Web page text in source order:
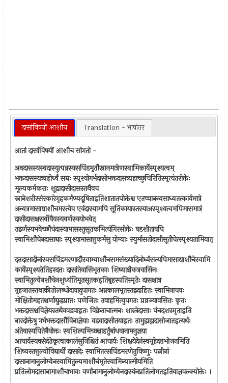
दासांविषयीं आशौच Translation - भाषांतर
आतां दासांविषयीं आशौच सांगतो -
अथदासस्यस्वदास्युत्पन्नस्यसपिंडमृतौस्नानमात्रेणस्वामिकार्येस्पृश्यत्वम् ‍
भक्तदासस्यत्र्यहोर्ध्वं सद्यः स्पृश्योगर्भदासोभक्तदासत्र्यहाच्छुचिरितिस्मृत्यंतरोक्तेः
मूल्यकर्मकराः शूद्रादासीदासस्तथैवच
स्नानेशरीरसंस्कारेगृहकर्मण्यदूषिताइतिशातातपोक्तेश्च एतच्चानन्यसाध्यतत्कार्यमात्रे
अन्यत्रमासाद्याशौचमस्त्येव एवंदास्यामपि सूतिकायास्तस्याअस्पृश्यत्वमपिमासमात्रं
दासीदासश्चसर्वोवैयस्यवर्णस्ययोभवेत् ‍
तद्वर्णस्यभवेच्छौचंदास्यामासस्तुसूतकमित्यंगिरसोक्तेः षडशीतावपि
स्वामिशौचेनदासाद्याः स्पृश्यामासात्तुकर्मसु योग्याः स्युर्मासतोदासीसूतीचेत्स्पृश्यतामियात्
दत्तदासादीनांस्वसपिंडमरणादौस्वाम्याशौचसमसंख्यादिनोर्ध्वंसत्यपिमासाद्याशौचेस्वामि
कार्येस्पृश्यतेतिहरदत्तः दासांतेवासिभृतकाः शिष्याश्चैकत्रवासिनः
स्वामितुल्येनशौचेनशुध्यंतिमृतसूतकइतिबृहस्पतिस्मृतेः दासश्चात्र
गृहजातस्तथाक्रीतोलब्धोदायादुपागतः अन्नकालभृतस्तद्वदाहितः स्वामिनाचयः
मोक्षितोमहतश्चर्णाद्युद्धप्राप्तः पणेजितः तवाहमित्युपगतः प्रव्रज्यावसितः कृतः
भक्तदासश्चविज्ञेयस्तथैववडवाह्रतः विक्रेताचात्मनः शास्त्रेदासाः पंचदशस्मृताइति
नारदोक्तेषु गर्भभक्तदासौविनाज्ञेयाः वडवादासीतयाह्रतः तामुद्वाह्यदासोजातइत्यर्थः
अंतेवास्यपितेनैवोक्तः स्वशिल्पमिच्छन्नाहर्तुंबांधवानामनुज्ञया
आचार्यस्यवसेदंतेकृत्वाकालंसुनिश्चितं आचार्यः शिक्षयेदेनंस्वगृहेदत्तभोजनमिति
शिष्यस्तत्तुल्योविद्यार्थी दासादेः स्वामितत्सपिंडमरणेतुविष्णुः पत्नीनां
दासानामानुलोम्येनस्वामितुल्यमाशौचंमृतेस्वामिन्यात्मीयमिति
प्रतिलोमदासानामाशौचाभावः वर्णानामानुलोम्येनदास्यंनप्रतिलोमतइतियाज्ञवल्क्योक्तेः ।